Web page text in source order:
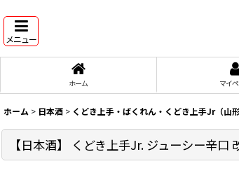
メニュー
ホーム マイ
ホーム > 日本酒 > くどき上手・ばくれん・くどき上手Jr（山形
【日本酒】 くどき上手Jr. ジューシー辛